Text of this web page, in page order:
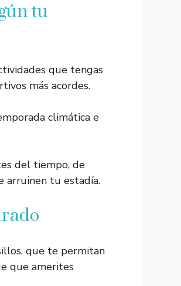
tu
que tengas
más acordes.
climática e
del tiempo, de
arruinen tu estadía.
que te permitan
que amerites